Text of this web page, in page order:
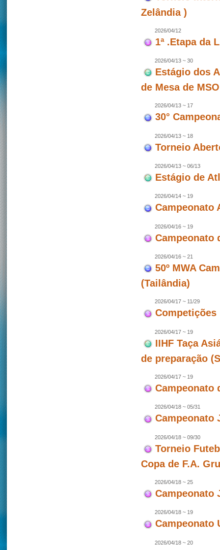
Zelândia )
2026/04/12
1ª .Etapa da
2026/04/13 ~ 30
Estágio dos
de Mesa de
2026/04/13 ~ 17
30°
2026/04/13 ~ 18
Torneio
2026/04/13 ~ 06/13
Estágio de
2026/04/14 ~ 19
Campeonato
2026/04/16 ~ 19
Campeonato
2026/04/16 ~ 21
50º MWA
(Tailândia)
2026/04/17 ~ 11/29
Competições
2026/04/17 ~ 19
IIHF Taça
de preparação
2026/04/17 ~ 19
Campeonato
2026/04/18 ~ 05/31
Campeonato
2026/04/18 ~ 09/30
Torneio
Copa de F.A.
2026/04/18 ~ 25
Campeonato
2026/04/18 ~ 19
Campeonato
2026/04/18 ~ 20